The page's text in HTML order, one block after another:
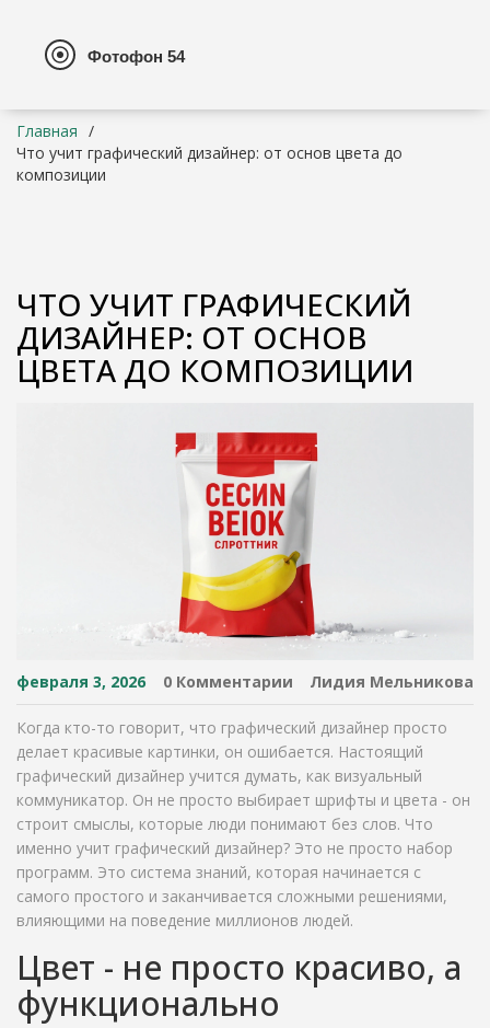
Главная
Что учит графический дизайнер: от основ цвета до
композиции
ЧТО УЧИТ ГРАФИЧЕСКИЙ
ДИЗАЙНЕР: ОТ ОСНОВ
ЦВЕТА ДО КОМПОЗИЦИИ
февраля 3, 2026 0 Комментарии Лидия Мельникова
Когда кто-то говорит, что графический дизайнер просто
делает красивые картинки, он ошибается. Настоящий
графический дизайнер учится думать, как визуальный
коммуникатор. Он не просто выбирает шрифты и цвета - он
строит смыслы, которые люди понимают без слов. Что
именно учит графический дизайнер? Это не просто набор
программ. Это система знаний, которая начинается с
самого простого и заканчивается сложными решениями,
влияющими на поведение миллионов людей.
Цвет - не просто красиво, а
функционально